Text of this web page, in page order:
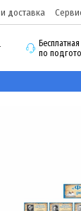
доставка
по